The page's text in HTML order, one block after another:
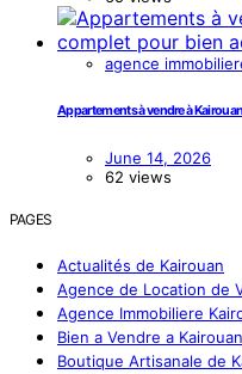
agence
Appartements à vendre à
June 14, 2026
62 views
PAGES
Actualités de Kairouan
Agence de Location de
Agence Immobiliere
Bien a Vendre a Kairouan
Boutique Artisanale de